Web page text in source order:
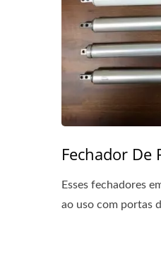
Fechador De
Esses fechadores
ao uso com portas